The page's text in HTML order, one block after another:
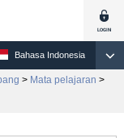
Bahasa Indonesia
> Mata pelajaran >